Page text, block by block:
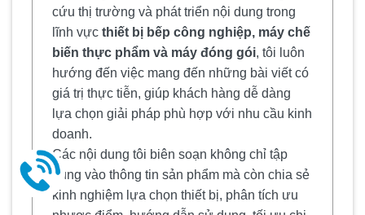
cứu thị trường và phát triển nội dung trong
lĩnh vực thiết bị bếp công nghiệp, máy chế
biến thực phẩm và máy đóng gói, tôi luôn
hướng đến việc mang đến những bài viết có
giá trị thực tiễn, giúp khách hàng dễ dàng
lựa chọn giải pháp phù hợp với nhu cầu kinh
doanh.
Các nội dung tôi biên soạn không chỉ tập
trung vào thông tin sản phẩm mà còn chia sẻ
kinh nghiệm lựa chọn thiết bị, phân tích ưu